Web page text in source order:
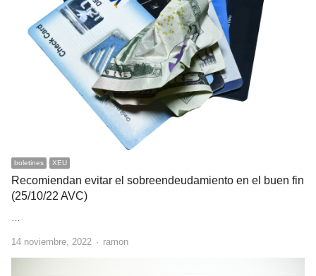
boletines XEU
Recomiendan evitar el sobreendeudamiento en el buen fin
(25/10/22 AVC)
14 noviembre, 2022 Author
ramon